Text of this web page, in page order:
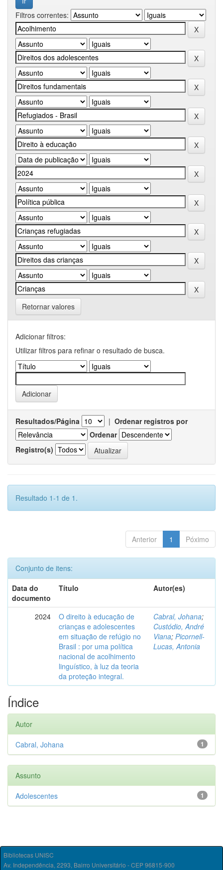
Filtros correntes:
Retornar valores
Adicionar filtros:
Utilizar filtros para refinar o resultado de busca.
Resultados/Página | Ordenar registros por
Ordenar
Registro(s)
Resultado 1-1 de 1.
Anterior 1 Póximo
Conjunto de itens:
Data do
documento
Título Autor(es)
2024
O direito à educação de
crianças e adolescentes
em situação de refúgio no
Brasil : por uma política
nacional de acolhimento
linguístico, à luz da teoria
da proteção integral.
Cabral, Johana;
Custódio, André
Viana; Picornell-
Lucas, Antonia
Índice
Autor
1
Cabral, Johana
Assunto
1
Adolescentes
Bibliotecas UNISC
Av. Independência, 2293, Bairro Universitário - CEP 96815-900